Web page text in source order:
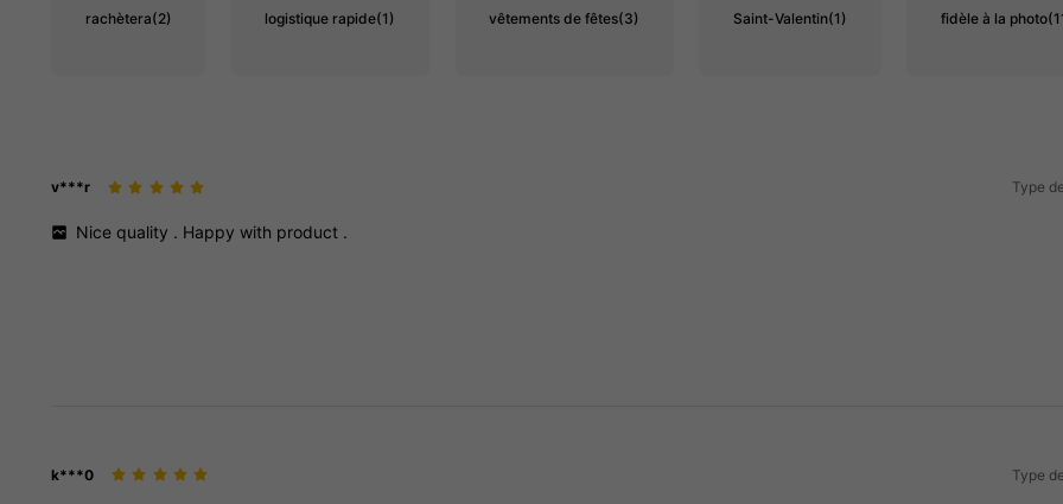
rachètera(2) logistique rapide(1) vêtements de fêtes(3) Saint-Valentin(1) fidèle à la photo
v***r Type
Nicequality . Happywith product .
k***0 Type